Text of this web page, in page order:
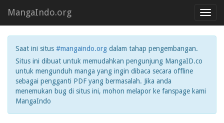
MangaIndo.org
Saat ini situs #mangaindo.org dalam tahap pengembangan.
Situs ini dibuat untuk memudahkan pengunjung MangaID.co
untuk mengunduh manga yang ingin dibaca secara offline
sebagai pengganti PDF yang bermasalah. Jika anda
menemukan bug di situs ini, mohon melapor ke fanspage kami
MangaIndo